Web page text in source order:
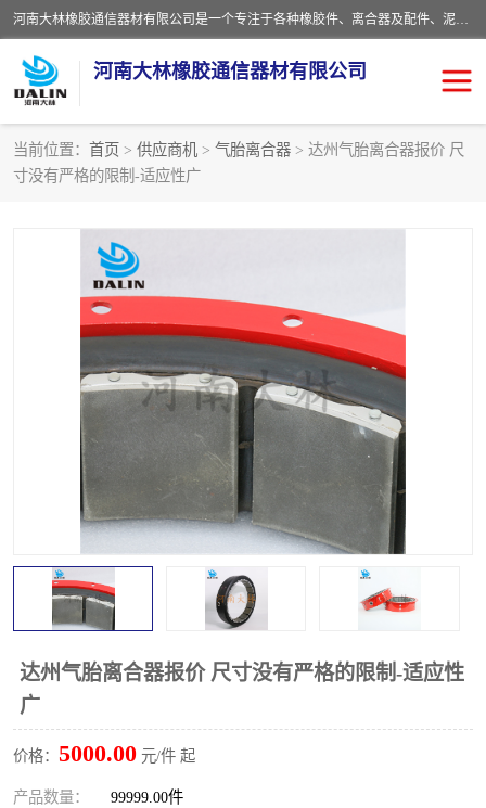
河南大林橡胶通信器材有限公司是一个专注于各种橡胶件、离合器及配件、泥浆泵及配件等产品设计制造和加工的企业。产品应用于矿山、冶金、石油、钢铁、化工、水泥、船舶、造纸、通用机械等各种大功率机械传动或制动装置。
河南大林橡胶通信器材有限公司
当前位置： 首页 > 供应商机 > 气胎离合器 > 达州气胎离合器报价 尺
寸没有严格的限制-适应性广
达州气胎离合器报价 尺寸没有严格的限制-适应性
广
价格： 5000.00 元/件 起
产品数量： 99999.00件
推盘离合器
VC离合器
PO隔膜离合器
气动元件
DY隔膜式离合器 CB离合器
KB离合器
PTO离合器 联轴器
橡胶件 液力端配件